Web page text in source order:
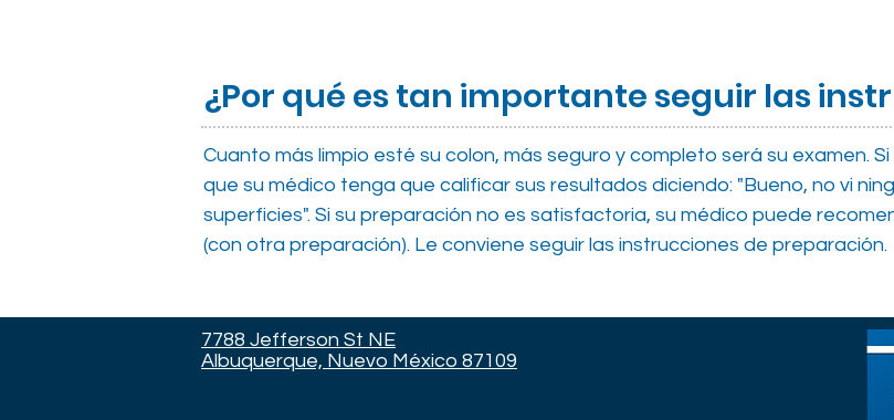
¿Por qué es tan importante seguir las
Cuanto más limpio esté su colon, más seguro y completo será su examen.
que su médico tenga que calificar sus resultados diciendo: "Bueno, no vi
superficies". Si su preparación no es satisfactoria, su médico puede
(con otra preparación). Le conviene seguir las instrucciones de preparación.
7788 Jefferson St NE
Albuquerque, Nuevo México 87109